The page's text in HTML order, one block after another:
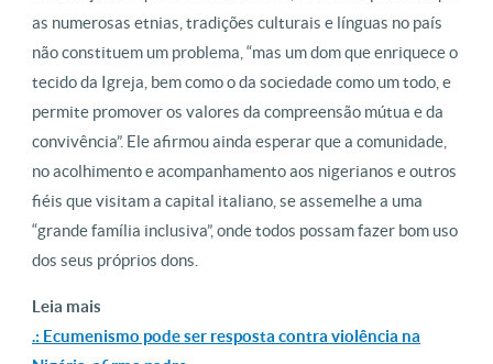
as numerosas etnias, tradições culturais e línguas no país
não constituem um problema, “mas um dom que enriquece o
tecido da Igreja, bem como o da sociedade como um todo, e
permite promover os valores da compreensão mútua e da
convivência”. Ele afirmou ainda esperar que a comunidade,
no acolhimento e acompanhamento aos nigerianos e outros
fiéis que visitam a capital italiano, se assemelhe a uma
“grande família inclusiva”, onde todos possam fazer bom uso
dos seus próprios dons.
Leia mais
.: Ecumenismo pode ser resposta contra violência na